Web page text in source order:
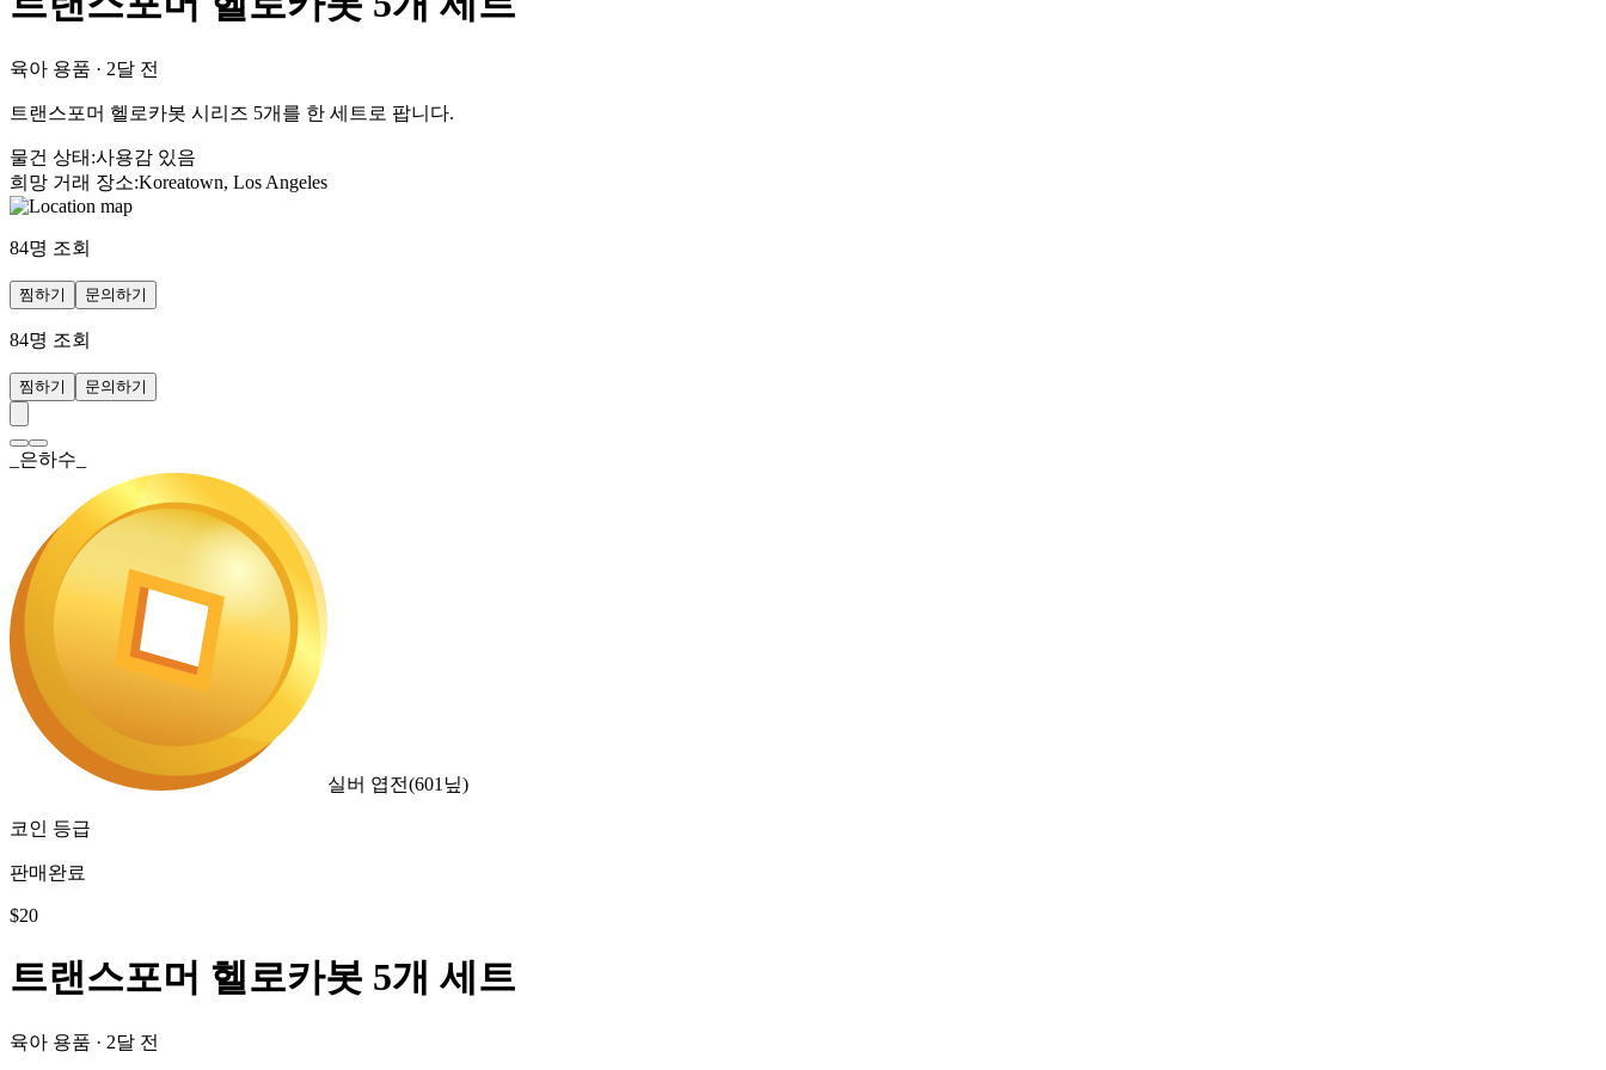
육아 용품 · 2달 전
트랜스포머 헬로카봇 시리즈 5개를 한 세트로 팝니다.
물건 상태 :사용감 있음
희망 거래 장소:Koreatown, Los Angeles
84명 조회
찜하기 문의하기
84명 조회
찜하기 문의하기
_은하수_
실버 엽전(601 닢)
코인 등급
판매완료
$20
트랜스포머 헬로카봇 5개 세트
육아 용품 · 2달 전